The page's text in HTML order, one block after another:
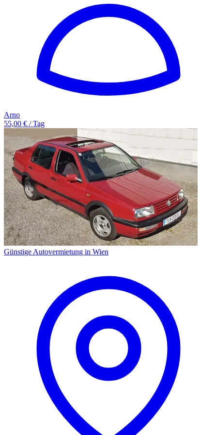
Arno
55,00 € / Tag
Günstige Autovermietung in Wien